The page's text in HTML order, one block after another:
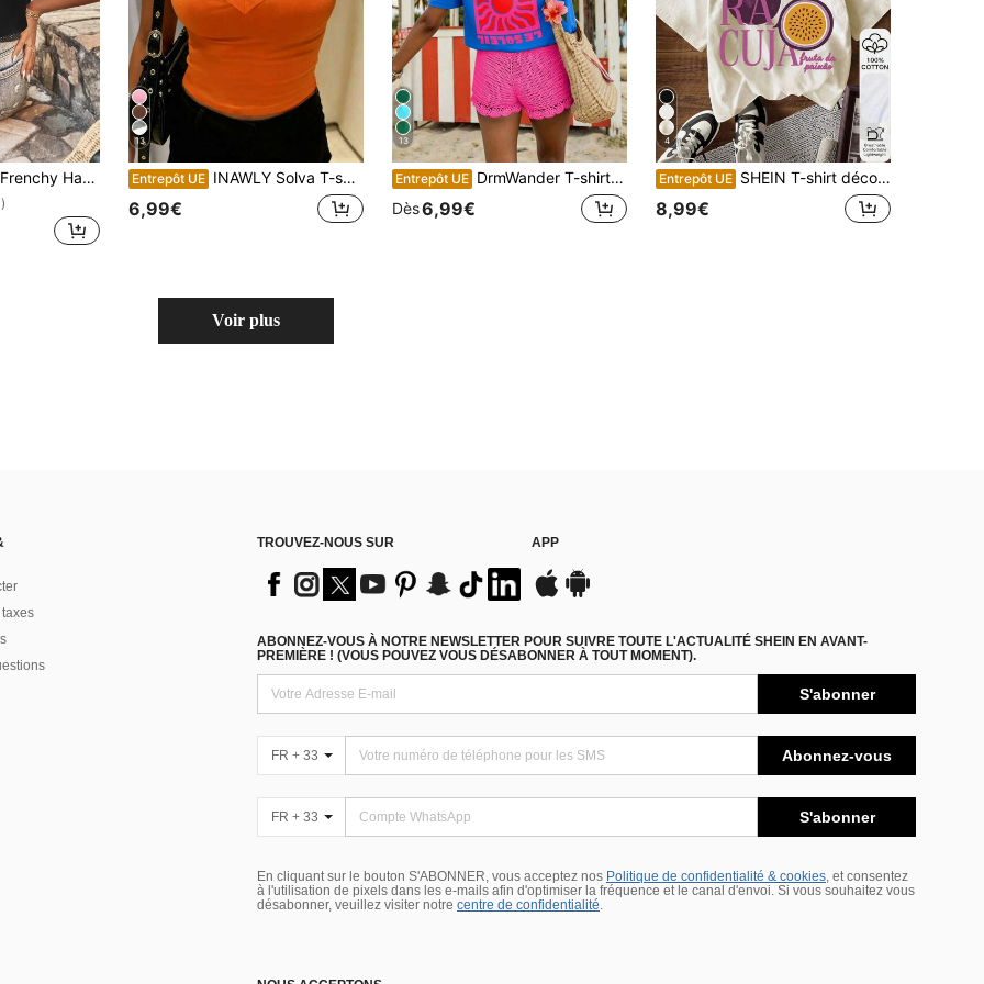
De Dentelle Guipure Contrastante, Ourlet Festonné
13
Entrepôt UE INAWLY Solva T-shirt décontracté polyvalent à col V et manches courtes de couleur unie pour femmes
6,99€
13
Entrepôt UE DrmWander T-shirt femme, t-shirt à manches courtes graphique de style décontracté de rue, Top d'été mignon
Dès6,99€
4
Entrepôt UE SHEIN T-shirt décontracté à col rond et manches courtes avec imprimé lettre de fruit de la passion pour femmes
8,99€
Voir plus
taxes
TROUVEZ-NOUS SUR APP
ABONNEZ-VOUS À NOTRE NEWSLETTER POUR SUIVRE TOUTE L'ACTUALITÉ SHEIN EN AVANT-
PREMIÈRE ! (VOUS POUVEZ VOUS DÉSABONNER À TOUT MOMENT).
S'abonner
FR + 33 Abonnez-vous
FR + 33 S'abonner
En cliquant sur le bouton S'ABONNER, vous acceptez nos Politique de confidentialité & cookies, et consentez
à l'utilisation de pixels dans les e-mails afin d'optimiser la fréquence et le canal d'envoi. Si vous souhaitez vous
désabonner, veuillez visiter notre centre de confidentialité.